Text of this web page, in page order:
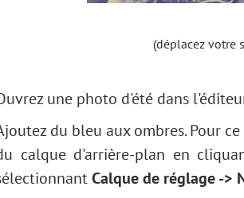
(déplacez votre
une photo d'été dans
du bleu aux ombres. Pour
calque d'arrière-plan en
Calque de réglage ->